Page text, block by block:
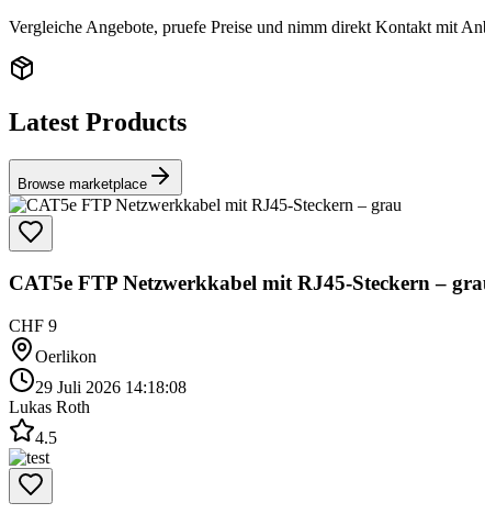
Vergleiche Angebote, pruefe Preise und nimm direkt Kontakt mit
Latest Products
Browse marketplace
CAT5e FTP Netzwerkkabel mit RJ45-Steckern –
CHF 9
Oerlikon
29 Juli 2026 14:18:08
Lukas Roth
4.5